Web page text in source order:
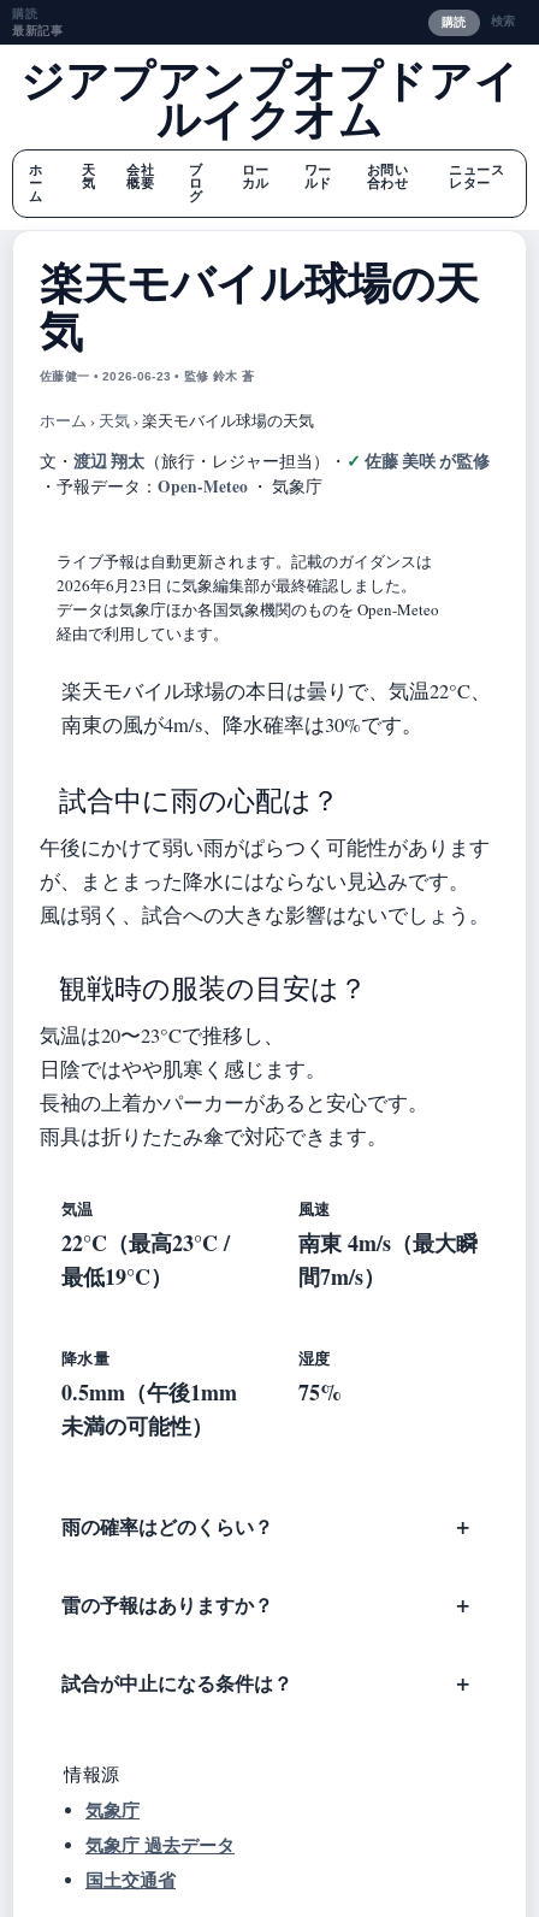
購読
最新記事
購読 検索
ジアプアンプオプドアイ
ルイクオム
ホ
ー
ム
天
気
会社
概要
ブ
ロ
グ
ロー
カル
ワー
ルド
お問い
合わせ
ニュース
レター
楽天モバイル球場の天
気
佐藤健一 • 2026-06-23 • 監修 鈴木 蒼
ホーム › 天気›楽天モバイル球場の天気
文・ 渡辺 翔太 （旅行・レジャー担当） ・ 佐藤 美咲 が監修
・ 予報データ： Open-Meteo ・ 気象庁
ライブ予報は自動更新されます。記載のガイダンスは
2026年6月23日 に気象編集部が最終確認しました。
データは気象庁ほか各国気象機関のものを Open-Meteo
経由で利用しています。
楽天モバイル球場の本日は曇りで、気温22°C、
南東の風が4m/s、降水確率は30%です。
試合中に雨の心配は？
午後にかけて弱い雨がぱらつく可能性があります
が、まとまった降水にはならない見込みです。
風は弱く、試合への大きな影響はないでしょう。
観戦時の服装の目安は？
気温は20〜23°Cで推移し、
日陰ではやや肌寒く感じます。
長袖の上着かパーカーがあると安心です。
雨具は折りたたみ傘で対応できます。
気温
22°C（最高23°C /
最低19°C）
風速
南東 4m/s（最大瞬
間7m/s）
降水量
0.5mm（午後1mm
未満の可能性）
湿度
75%
雨の確率はどのくらい？
雷の予報はありますか？
試合が中止になる条件は？
情報源
気象庁
気象庁 過去データ
国土交通省